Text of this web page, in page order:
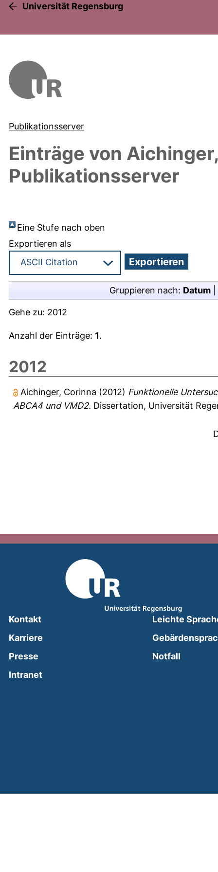
Universität Regensburg
Publikationsserver
Einträge von
Publikationsserver
Eine Stufe nach oben
Exportieren als
Gruppieren nach: Datum
Gehe zu: 2012
Anzahl der Einträge: 1.
2012
Aichinger, Corinna (2012) Funktionelle
ABCA4 und VMD2. Dissertation, Universität
Kontakt
Karriere
Presse
Intranet(external link, opens in a new window)
Leichte
Notfall